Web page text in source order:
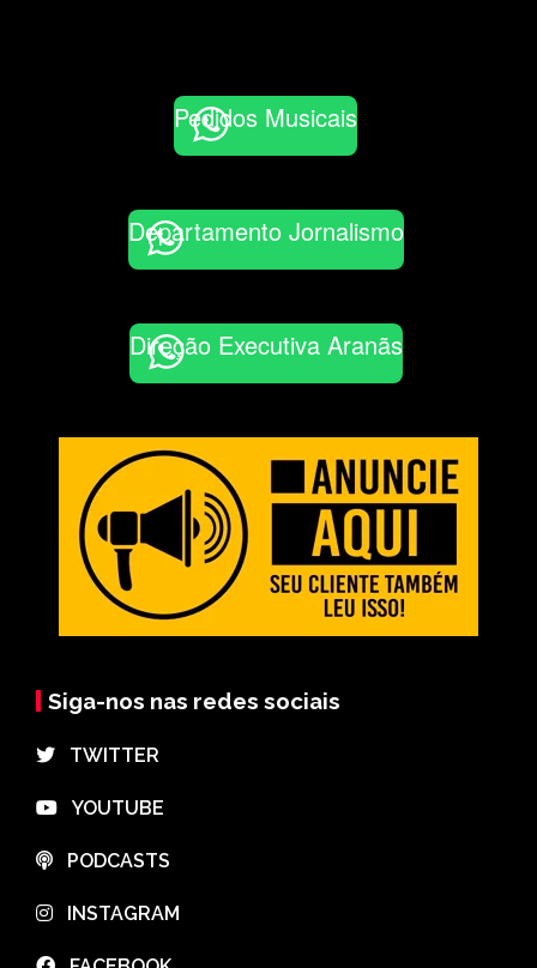
Pedidos Musicais
Departamento Jornalismo
Direção Executiva Aranãs
Siga-nos nas redes sociais
⠀TWITTER
⠀YOUTUBE
⠀PODCASTS
⠀INSTAGRAM